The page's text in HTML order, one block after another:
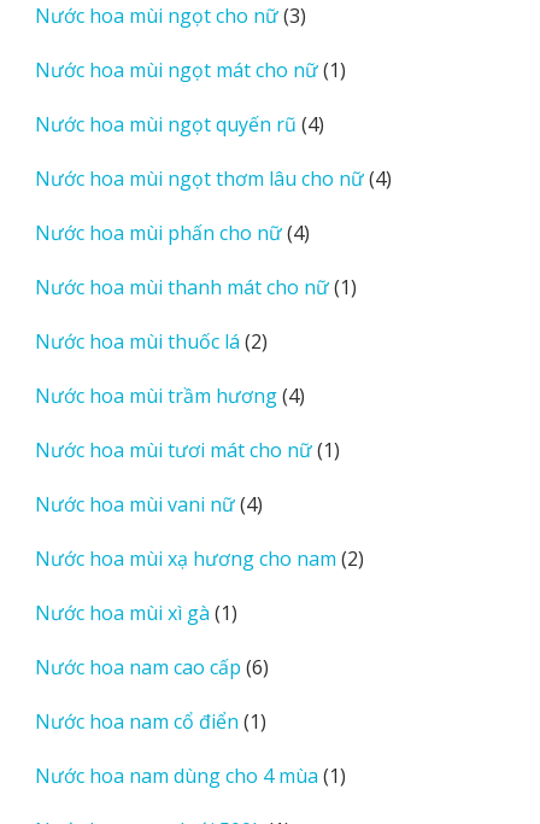
Nước hoa mùi ngọt cho nữ 33
phẩm
Nước hoa mùi ngọt mát cho nữ 11
Nước hoa mùi ngọt quyến rũ 44
phẩm
Nước hoa mùi ngọt thơm lâu cho nữ 44
Nước hoa mùi phấn cho nữ 44
phẩm
Nước hoa mùi thanh mát cho nữ 11
Nước hoa mùi thuốc lá 22
phẩm
Nước hoa mùi trầm hương 44
phẩm
Nước hoa mùi tươi mát cho nữ 11
Nước hoa mùi vani nữ 44
phẩm
Nước hoa mùi xạ hương cho nam 22
Nước hoa mùi xì gà 11
phẩm
Nước hoa nam cao cấp 66
phẩm
Nước hoa nam cổ điển 11
phẩm
Nước hoa nam dùng cho 4 mùa 11